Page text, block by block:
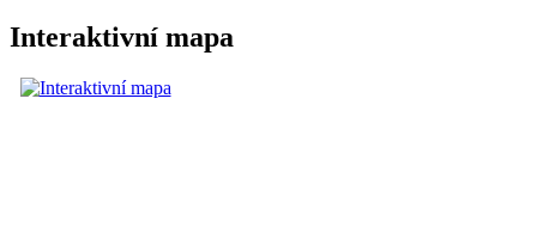
Interaktivní mapa